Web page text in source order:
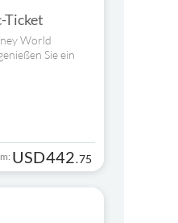
Ticket
World
Sie ein
USD442.75